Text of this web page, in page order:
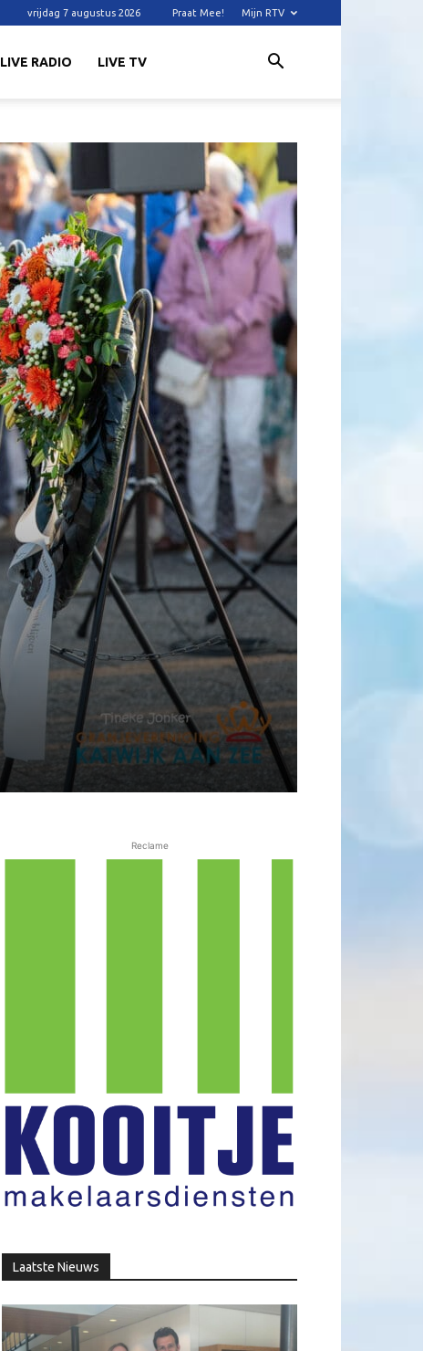
vrijdag 7 augustus 2026 Praat Mee! Mijn RTV
LIVE RADIO LIVE TV
Reclame
Laatste Nieuws